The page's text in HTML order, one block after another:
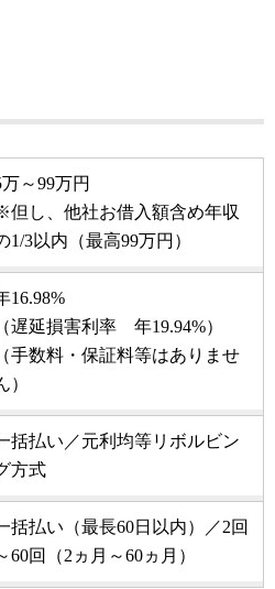
万～99万円
但し、他社お借入額含め年収
1/3以内（最高99万円）
16.98%
（遅延損害利率 年19.94%）
（手数料・保証料等はありませ
）
括払い／元利均等リボルビン
方式
括払い（最長60日以内）／2回
60回（2ヵ月～60ヵ月）